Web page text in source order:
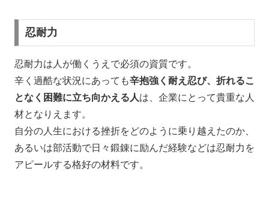
忍耐力
忍耐力は人が働くうえで必須の資質です。
辛く過酷な状況にあっても辛抱強く耐え忍び、折れるこ
となく困難に立ち向かえる人は、企業にとって貴重な人
材となりえます。
自分の人生における挫折をどのように乗り越えたのか、
あるいは部活動で日々鍛錬に励んだ経験などは忍耐力を
アピールする格好の材料です。